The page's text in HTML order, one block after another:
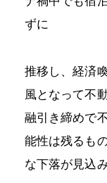
ずに
推移し、経済
風となって不
融引き締めで
能性は残るも
な下落が見込